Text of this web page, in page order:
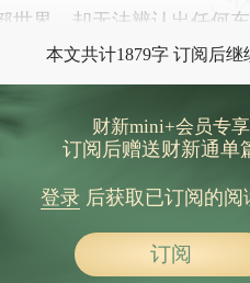
世界，却无法辨认出任何东
本文共计1879字 订阅后继
财新mini+会员专享
订阅后赠送财新通单
登录后获取已订阅的阅
订阅